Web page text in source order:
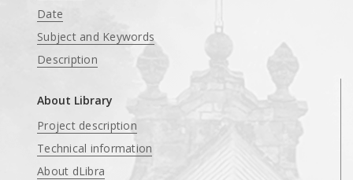
Date
Subject and Keywords
Description
About Library
Project description
Technical information
About dLibra